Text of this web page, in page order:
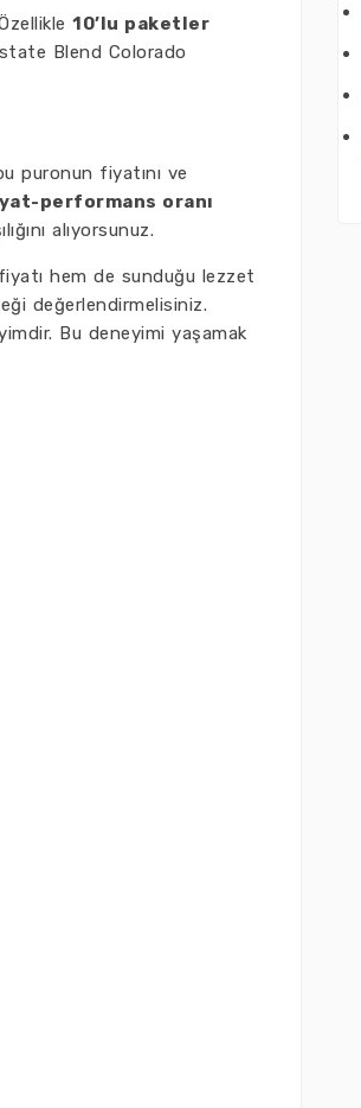
10’lu paketler
Blend Colorado
puronun fiyatını ve
performans oranı
alıyorsunuz.
hem de sunduğu lezzet
değerlendirmelisiniz.
Bu deneyimi yaşamak